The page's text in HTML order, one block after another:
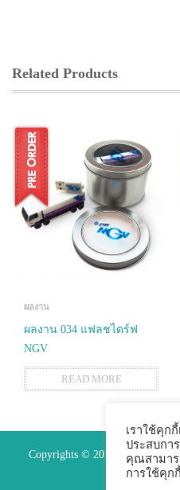
Related Products
ผลงาน
ผลงาน 034 แฟลชไดร์ฟ
NGV
READ MORE
Copyrights © 2015 Premium
เราใช้คุก
ประสบกา
คุณสามาร
การใช้คุก